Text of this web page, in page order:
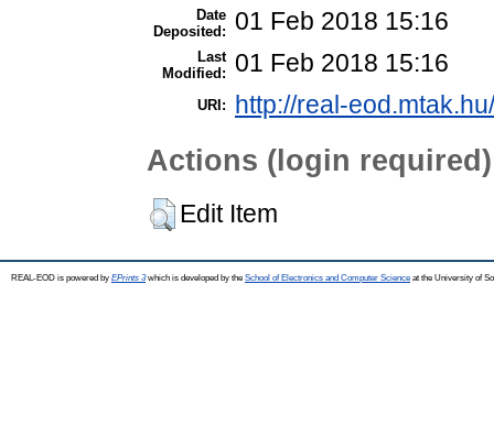
Date
Deposited:
01 Feb 2018 15:16
Last
Modified:
01 Feb 2018 15:16
URI: http://real-
Actions (login required)
Edit Item
REAL-EOD is powered by EPrints 3which is developed by the School of Electronics and Computer Science at the University of